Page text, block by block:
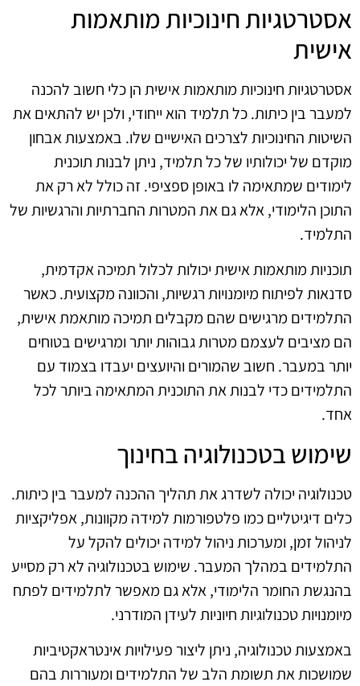
אסטרטגיות חינוכיות מותאמות
אישית
אסטרטגיות חינוכיות מותאמות אישית הן כלי חשוב להכנה
למעבר בין כיתות. כל תלמיד הוא ייחודי, ולכן יש להתאים את
השיטות החינוכיות לצרכים האישיים שלו. באמצעות אבחון
מוקדם של יכולותיו של כל תלמיד, ניתן לבנות תוכנית
לימודים שמתאימה לו באופן ספציפי. זה כולל לא רק את
התוכן הלימודי, אלא גם את המטרות החברתיות והרגשיות של
התלמיד.
תוכניות מותאמות אישית יכולות לכלול תמיכה אקדמית,
סדנאות לפיתוח מיומנויות רגשיות, והכוונה מקצועית. כאשר
התלמידים מרגישים שהם מקבלים תמיכה מותאמת אישית,
הם מציבים לעצמם מטרות גבוהות יותר ומרגישים בטוחים
יותר במעבר. חשוב שהמורים והיועצים יעבדו בצמוד עם
התלמידים כדי לבנות את התוכנית המתאימה ביותר לכל
אחד.
שימוש בטכנולוגיה בחינוך
טכנולוגיה יכולה לשדרג את תהליך ההכנה למעבר בין כיתות.
כלים דיגיטליים כמו פלטפורמות למידה מקוונות, אפליקציות
לניהול זמן, ומערכות ניהול למידה יכולים להקל על
התלמידים במהלך המעבר. שימוש בטכנולוגיה לא רק מסייע
בהנגשת החומר הלימודי, אלא גם מאפשר לתלמידים לפתח
מיומנויות טכנולוגיות חיוניות לעידן המודרני.
באמצעות טכנולוגיה, ניתן ליצור פעילויות אינטראקטיביות
שמושכות את תשומת הלב של התלמידים ומעוררות בהם